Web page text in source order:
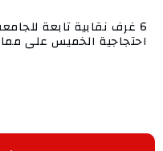
6 غرف نقابية تابعة
احتجاجية الخميس على